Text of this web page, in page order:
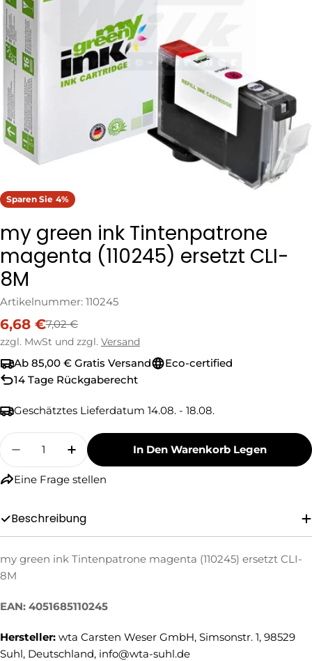
Sie das Medium 0 im Modalformat
Sparen Sie 4%
my green ink Tintenpatrone
magenta (110245) ersetzt CLI-
8M
Artikelnummer: 110245
Verkaufspreis
6,68 €
Regulärer
Preis
7,02 €
zzgl. MwSt und zzgl. Versand
Ab 85,00 € Gratis Versand
Eco-certified
14 Tage Rückgaberecht
Geschätztes Lieferdatum 14.08. - 18.08.
Menge
Menge Für My Green Ink Tintenpatrone
Menge Für My Green Ink
In Den Warenkorb Legen
Eine Frage stellen
Name
Mail
Ihre
Beschreibung
my green ink Tintenpatrone magenta (110245) ersetzt CLI-
8M
EAN: 4051685110245
Hersteller: wta Carsten Weser GmbH, Simsonstr. 1, 98529
Suhl, Deutschland, info@wta-suhl.de